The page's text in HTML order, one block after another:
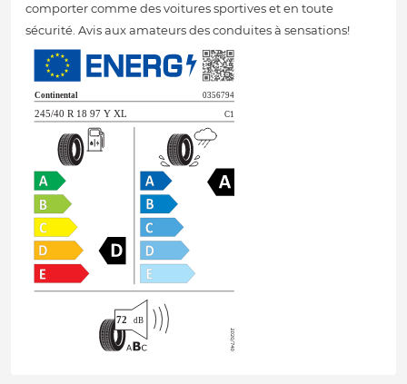
comporter comme des voitures sportives et en toute
sécurité. Avis aux amateurs des conduites à sensations!